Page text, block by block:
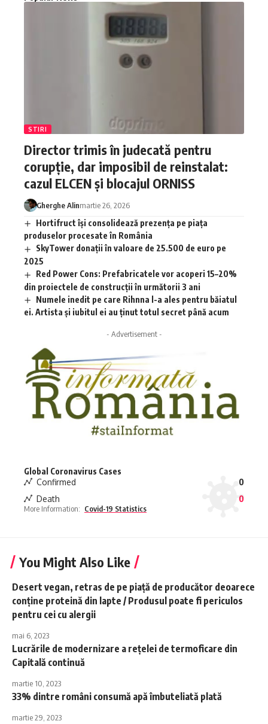
STIRI
Director trimis în judecată pentru
corupție, dar imposibil de reinstalat:
cazul ELCEN și blocajul ORNISS
Gherghe Alinmartie 26, 2026
Hortifruct își consolidează prezența pe piața
produselor procesate în România
SkyTower donații în valoare de 25.500 de euro pe
2025
Red Power Cons: Prefabricatele vor acoperi 15–20%
din proiectele de construcții în următorii 3 ani
Numele inedit pe care Rihnna l-a ales pentru băiatul
ei. Artista și iubitul ei au ținut totul secret până acum
- Advertisement -
Global Coronavirus Cases
Confirmed
0
Death
0
More Information: Covid-19 Statistics
You Might Also Like
Desert vegan, retras de pe piaţă de producător deoarece
conţine proteină din lapte / Produsul poate fi periculos
pentru cei cu alergii
mai 6, 2023
Lucrările de modernizare a reţelei de termoficare din
Capitală continuă
martie 10, 2023
33% dintre români consumă apă îmbuteliată plată
martie 29, 2023